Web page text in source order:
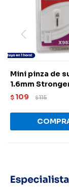
Mini pinza de
1.6mm
$ 109 $115